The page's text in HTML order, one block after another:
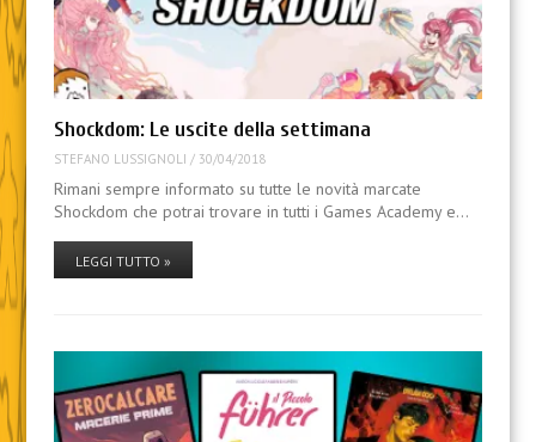
Shockdom: Le uscite della settimana
STEFANO LUSSIGNOLI / 30/04/2018
Rimani sempre informato su tutte le novità marcate
Shockdom che potrai trovare in tutti i Games Academy e…
LEGGI TUTTO »